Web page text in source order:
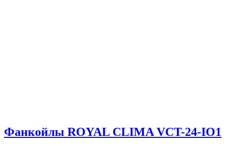
Фанкойлы ROYAL CLIMA VCT-24-IO1